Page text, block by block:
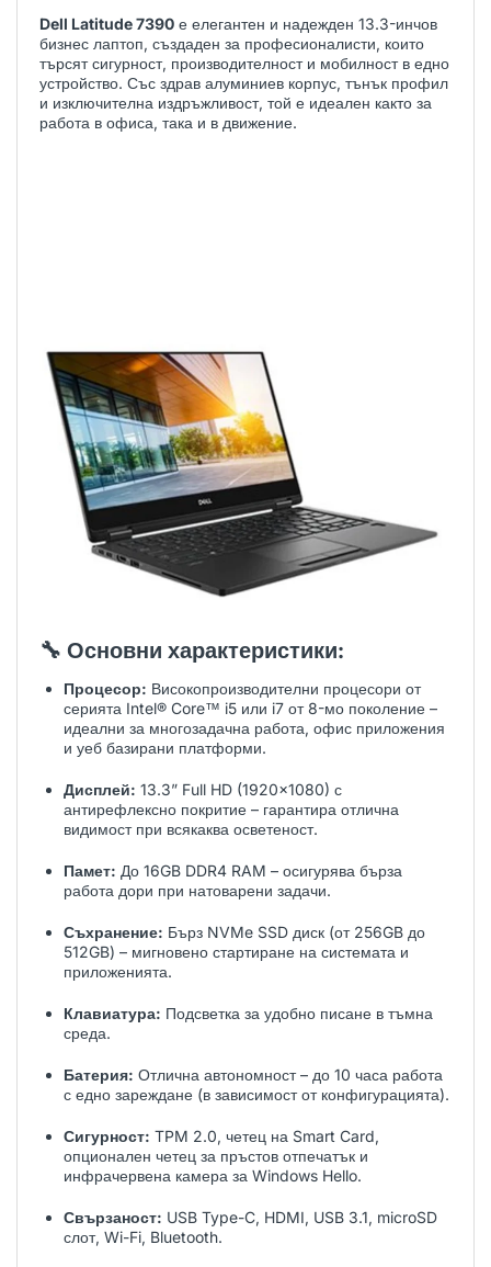
Dell Latitude 7390 е елегантен и надежден 13.3-инчов
бизнес лаптоп, създаден за професионалисти, които
търсят сигурност, производителност и мобилност в едно
устройство. Със здрав алуминиев корпус, тънък профил
и изключителна издръжливост, той е идеален както за
работа в офиса, така и в движение.
🔧 Основни характеристики:
Процесор: Високопроизводителни процесори от
серията Intel® Core™ i5 или i7 от 8-мо поколение –
идеални за многозадачна работа, офис приложения
и уеб базирани платформи.
Дисплей: 13.3” Full HD (1920x1080) с
антирефлексно покритие – гарантира отлична
видимост при всякаква осветеност.
Памет: До 16GB DDR4 RAM – осигурява бърза
работа дори при натоварени задачи.
Съхранение: Бърз NVMe SSD диск (от 256GB до
512GB) – мигновено стартиране на системата и
приложенията.
Клавиатура: Подсветка за удобно писане в тъмна
среда.
Батерия: Отлична автономност – до 10 часа работа
с едно зареждане (в зависимост от конфигурацията).
Сигурност: TPM 2.0, четец на Smart Card,
опционален четец за пръстов отпечатък и
инфрачервена камера за Windows Hello.
Свързаност: USB Type-C, HDMI, USB 3.1, microSD
слот, Wi-Fi, Bluetooth.